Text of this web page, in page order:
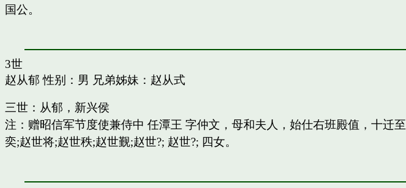
国公。
3世
赵从郁 性别：男 兄弟姊妹： 赵从式
三世：从郁，新兴侯
注：赠昭信军节度使兼侍中 任潭王 字仲文，母和夫人，始仕右班殿值，十
奕;赵世将;赵世秩;赵世觐;赵世?; 赵世?; 四女。